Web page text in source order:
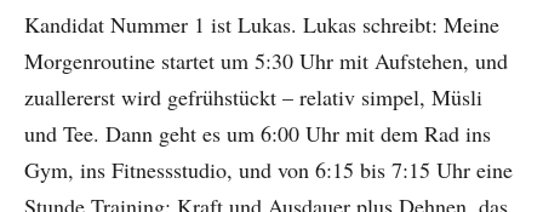
Kandidat Nummer 1 ist Lukas. Lukas schreibt: Meine
Morgenroutine startet um 5:30 Uhr mit Aufstehen, und
zuallererst wird gefrühstückt – relativ simpel, Müsli
und Tee. Dann geht es um 6:00 Uhr mit dem Rad ins
Gym, ins Fitnessstudio, und von 6:15 bis 7:15 Uhr eine
Stunde Training: Kraft und Ausdauer plus Dehnen, das